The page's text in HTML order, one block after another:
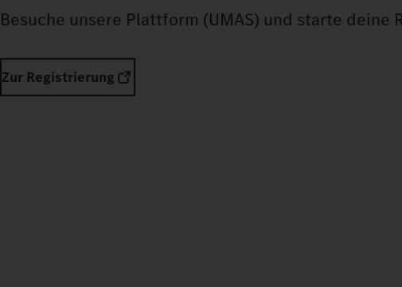
Besuche unsere Plattform (UMAS) und starte deine
Zur Registrierung